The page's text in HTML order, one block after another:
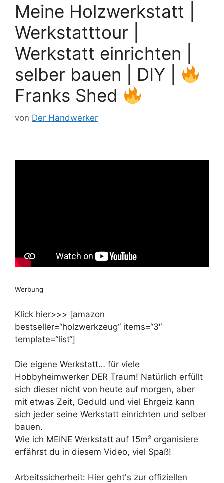
Meine Holzwerkstatt |
Werkstatttour |
Werkstatt einrichten |
selber bauen | DIY |
Franks Shed
von Der Handwerker
Werbung
Klick hier>>> [amazon
bestseller=“holzwerkzeug“ items=“3″
template=“list“]
Die eigene Werkstatt… für viele
Hobbyheimwerker DER Traum! Natürlich erfüllt
sich dieser nicht von heute auf morgen, aber
mit etwas Zeit, Geduld und viel Ehrgeiz kann
sich jeder seine Werkstatt einrichten und selber
bauen.
Wie ich MEINE Werkstatt auf 15m² organisiere
erfährst du in diesem Video, viel Spaß!
Arbeitssicherheit: Hier geht's zur offiziellen